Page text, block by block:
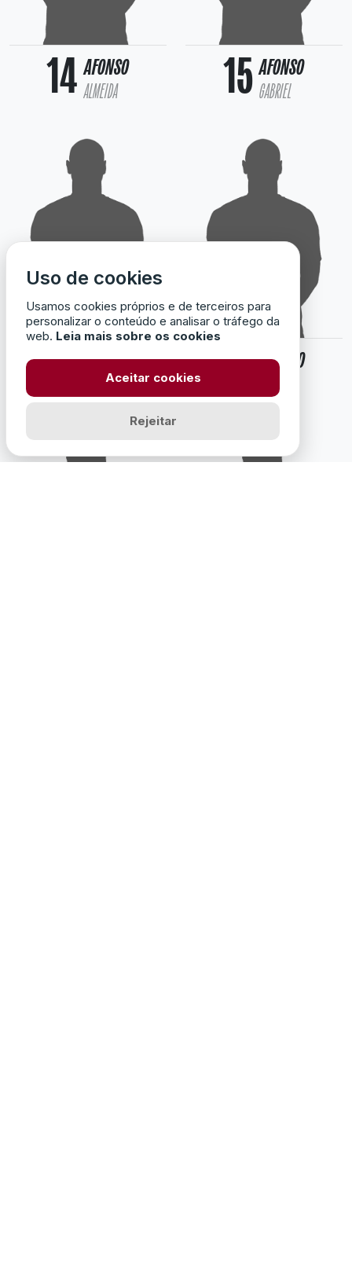
14 AFONSO
ALMEIDA 15 AFONSO
GABRIEL
30 DIOGO
LUÍS 31 AFONSO
VARANDA
Uso de cookies
Usamos cookies próprios e de terceiros para
personalizar o conteúdo e analisar o tráfego da
web. Leia mais sobre os cookies
Aceitar cookies
Rejeitar